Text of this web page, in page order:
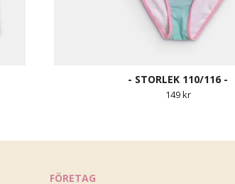
- STORLEK 110/116 -
149 kr
FÖRETAG